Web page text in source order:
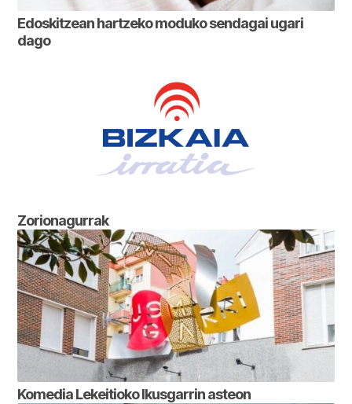
Edoskitzean hartzeko moduko sendagai ugari
dago
Zorionagurrak
Komedia Lekeitioko Ikusgarrin asteon